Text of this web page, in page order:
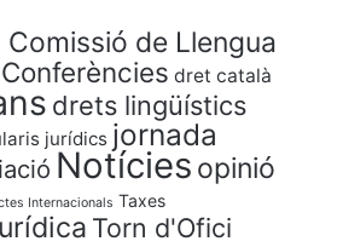
de Llengua
Conferències dret català
drets lingüístics
jurídics jornada
Notícies opinió
Internacionals Taxes
Torn d'Ofici